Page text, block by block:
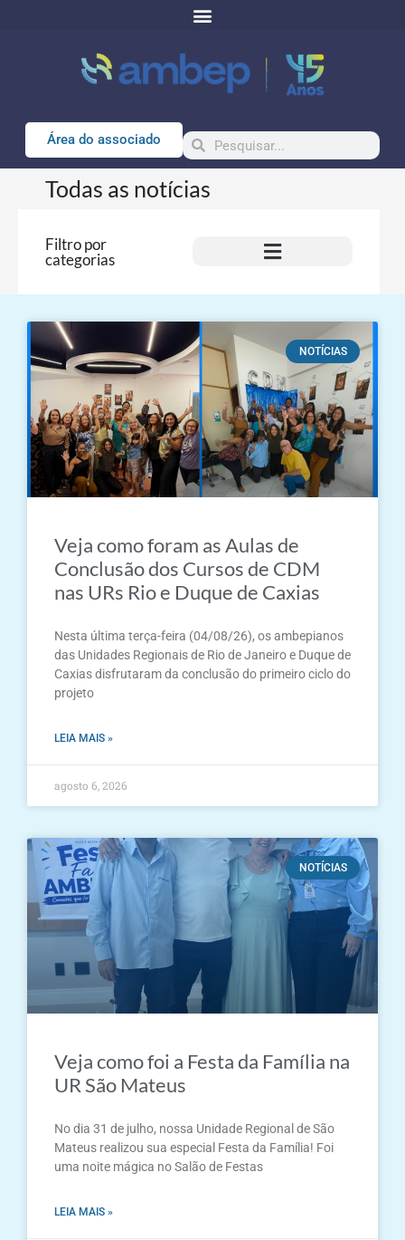
Área do associado
Todas as notícias
Filtro por
categorias
NOTÍCIAS
Veja como foram as Aulas de
Conclusão dos Cursos de CDM
nas URs Rio e Duque de Caxias
Nesta última terça-feira (04/08/26), os ambepianos
das Unidades Regionais de Rio de Janeiro e Duque de
Caxias disfrutaram da conclusão do primeiro ciclo do
projeto
LEIA MAIS »
agosto 6, 2026
NOTÍCIAS
Veja como foi a Festa da Família na
UR São Mateus
No dia 31 de julho, nossa Unidade Regional de São
Mateus realizou sua especial Festa da Família! Foi
uma noite mágica no Salão de Festas
LEIA MAIS »